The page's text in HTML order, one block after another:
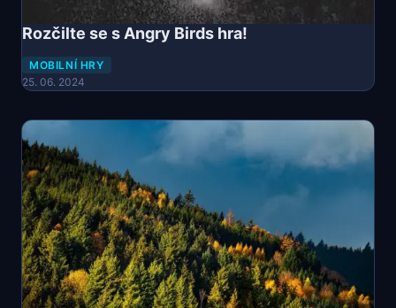
Rozčilte se s Angry Birds hra!
MOBILNÍ HRY
25. 06. 2024